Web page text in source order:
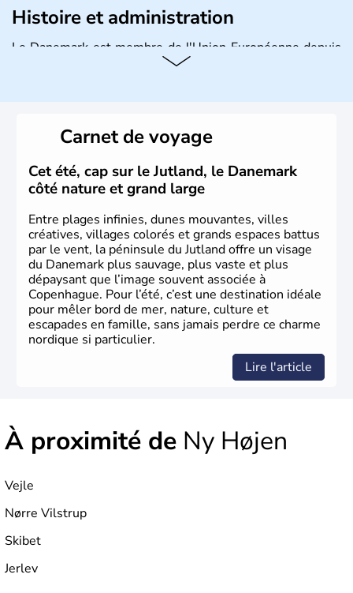
Histoire et administration
Le Danemark est membre de l'Union Européenne depuis
1973 et ses habitants s'appellent les Danois. Il possède
Carnet de voyage
Cet été, cap sur le Jutland, le Danemark
côté nature et grand large
Entre plages infinies, dunes mouvantes, villes
créatives, villages colorés et grands espaces battus
par le vent, la péninsule du Jutland offre un visage
du Danemark plus sauvage, plus vaste et plus
dépaysant que l’image souvent associée à
Copenhague. Pour l’été, c’est une destination idéale
pour mêler bord de mer, nature, culture et
escapades en famille, sans jamais perdre ce charme
nordique si particulier.
Lire l'article
À proximité de Ny Højen
Vejle
Nørre Vilstrup
Skibet
Jerlev